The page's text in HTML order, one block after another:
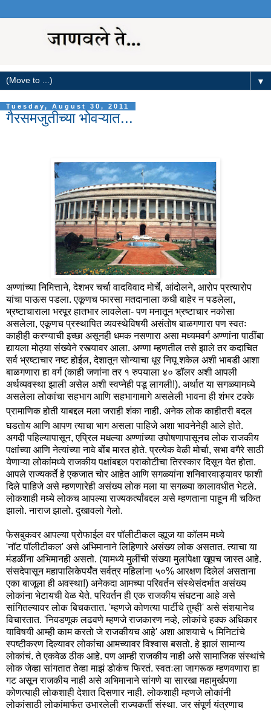
▼
Tuesday, August 30, 2011
गैरसमजुतीच्या भोवऱ्यात...
अण्णांच्या निमित्ताने, देशभर चर्चा वादविवाद मोर्चे, आंदोलने, आरोप प्रत्यारोप
यांचा पाऊस पडला. एकूणच फारसा मतदानाला कधी बाहेर न पडलेला,
भ्रष्टाचाराला भरपूर हातभार लावलेला- पण मनातून भ्रष्टाचार नकोसा
असलेला, एकूणच प्रस्थापित व्यवस्थेविषयी असंतोष बाळगणारा पण स्वतः
काहीही करण्याची इच्छा असूनही धमक नसणारा असा मध्यमवर्ग अण्णांना पाठींबा
द्यायला मोठ्या संख्येने रस्त्यावर आला. अण्णा म्हणतील तसे झाले तर कदाचित
सर्व भ्रष्टाचार नष्ट होईल, देशातून सोन्याचा धूर निघू शकेल अशी भाबडी आशा
बाळगणारा हा वर्ग (काही जणांना तर १ रुपयाला ४० डॉलर अशी आपली
अर्थव्यवस्था झाली असेल अशी स्वप्नेही पडू लागली!). अर्थात या सगळ्यामध्ये
असलेला लोकांचा सहभाग आणि सहभागामागे असलेली भावना ही शंभर टक्के
प्रामाणिक होती याबद्दल मला जराही शंकानाही. अनेक लोक काहीतरी बदल
घडतोय आणि आपण त्याचा भाग असला पाहिजे अशा भावनेनेही आले होते.
अगदी पहिल्यापासून, एप्रिल मधल्या अण्णांच्या उपोषणापासूनच लोक राजकीय
पक्षांच्या आणि नेत्यांच्या नावे बोंब मारत होते. प्रत्येक वेळी मोर्चा, सभा वगैरे साठी
येणाऱ्या लोकांमध्ये राजकीय पक्षांबद्दल पराकोटीचा तिरस्कार दिसून येत होता.
आपले राज्यकर्ते हे एकजात चोर आहेत आणि सगळ्यांना शनिवारवाड्यावर फाशी
दिले पाहिजे असे म्हणणारेही असंख्य लोक मला या सगळ्या कालावधीत भेटले.
लोकशाही मध्ये लोकच आपल्या राज्यकर्त्यांबद्दल असे म्हणताना पाहून मी चकित
झालो. नाराज झालो. दुखावलो गेलो.
फेसबुकवर आपल्या प्रोफाईल वर पॉलीटीकल व्ह्यूज या कॉलम मध्ये
'नॉट पॉलीटीकल' असे अभिमानाने लिहिणारे असंख्य लोक असतात. त्याचा या
मंडळींना अभिमानही असतो. (यामध्ये मुलींची संख्या मुलांपेक्षा खूपच जास्त आहे.
संसदेपासून महापालिकेपर्यंत सर्वत्र महिलांना ५०% आरक्षण दिलेलं असताना
एका बाजूला ही अवस्था!) अनेकदा आमच्या परिवर्तन संस्थेसंदर्भात असंख्य
लोकांना भेटायची वेळ येते. परिवर्तन ही एक राजकीय संघटना आहे असे
सांगितल्यावर लोक बिचकतात. 'म्हणजे कोणत्या पार्टीचे तुम्ही' असे संशयानेच
विचारतात. 'निवडणूक लढवणे म्हणजे राजकारण नव्हे, लोकांचे हक्क अधिकार
याविषयी आम्ही काम करतो जे राजकीयच आहे' अशा आशयाचे ५ मिनिटांचे
स्पष्टीकरण दिल्यावर लोकांचा आमच्यावर विश्वास बसतो. हे झालं सामान्य
लोकांचं. ते एकवेळ ठीक आहे. पण आम्ही राजकीय नाही असे सामाजिक संस्थांचे
लोक जेव्हा सांगतात तेव्हा माझं डोकंच फिरतं. स्वतःला जागरूक म्हणवणारा हा
गट असून राजकीय नाही असे अभिमानाने सांगणे या सारखा महामुर्खपणा
कोणत्याही लोकशाही देशात दिसणार नाही. लोकशाही म्हणजे लोकांनी
लोकांसाठी लोकांमार्फत उभारलेली राज्यकर्ती संस्था. जर संपूर्ण यंत्रणाच